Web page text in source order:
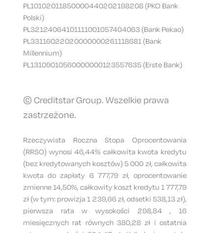
PL10102011850000440202198208 (PKO Bank
Polski)
PL32124064101111001057404063 (Bank Pekao)
PL33116022020000000261118681 (Bank
Millennium)
PL13109010560000000123557635 (Erste Bank)
© Creditstar Group. Wszelkie prawa
zastrzeżone.
Rzeczywista Roczna Stopa Oprocentowania
(RRSO) wynosi 46,44% całkowita kwota kredytu
(bez kredytowanych kosztów) 5 000 zł, całkowita
kwota do zapłaty 6 777,79 zł, oprocentowanie
zmienne 14,50%, całkowity koszt kredytu 1 777,79
zł (w tym: prowizja 1 239,66 zł, odsetki 538,13 zł),
pierwsza rata w wysokości 298,84 , 16
miesięcznych rat równych 380,28 zł i ostatnia